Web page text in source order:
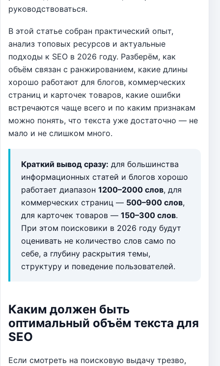
руководствоваться.
В этой статье собран практический опыт,
анализ топовых ресурсов и актуальные
подходы к SEO в 2026 году. Разберём, как
объём связан с ранжированием, какие длины
хорошо работают для блогов, коммерческих
страниц и карточек товаров, какие ошибки
встречаются чаще всего и по каким признакам
можно понять, что текста уже достаточно — не
мало и не слишком много.
Краткий вывод сразу: для большинства
информационных статей и блогов хорошо
работает диапазон 1200–2000 слов, для
коммерческих страниц — 500–900 слов,
для карточек товаров — 150–300 слов.
При этом поисковики в 2026 году будут
оценивать не количество слов само по
себе, а глубину раскрытия темы,
структуру и поведение пользователей.
Каким должен быть
оптимальный объём текста для
SEO
Если смотреть на поисковую выдачу трезво,